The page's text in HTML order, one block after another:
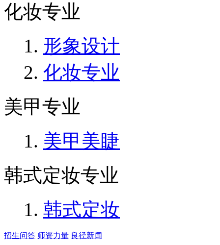
化妆专业
形象设计
化妆专业
美甲专业
美甲美睫
韩式定妆专业
韩式定妆
招生问答 师资力量 良径新闻